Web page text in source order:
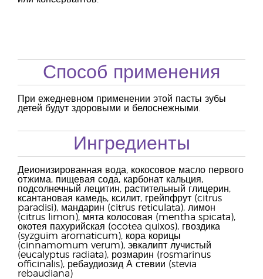
Способ применения
При ежедневном применении этой пасты зубы
детей будут здоровыми и белоснежными.
Ингредиенты
Деионизированная вода, кокосовое масло первого
отжима, пищевая сода, карбонат кальция,
подсолнечный лецитин, растительный глицерин,
ксантановая камедь, ксилит, грейпфрут (citrus
paradisi), мандарин (citrus reticulata), лимон
(citrus limon), мята колосовая (mentha spicata),
окотея пахурийская (ocotea quixos), гвоздика
(syzguim aromaticum), кора корицы
(cinnamomum verum), эвкалипт лучистый
(eucalyptus radiata), розмарин (rosmarinus
officinalis), ребаудиозид А стевии (stevia
rebaudiana)